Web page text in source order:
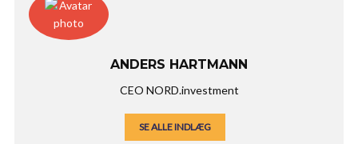
ANDERS HARTMANN
CEO NORD.investment
SE ALLE INDLÆG